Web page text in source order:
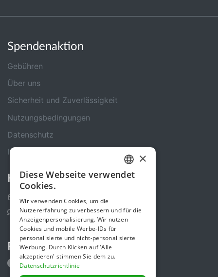
Spendenaktion
Gebühren
Über uns
Sicherheit und Zuverlässigkeit
Nutzungsbedingungen
Datenschutz
Impressum
Kontakt
Kontakt-Formular
Support Center
Folge uns
GERMAN
×
Diese Webseite verwendet
Cookies.
Wir verwenden Cookies, um die
Nutzererfahrung zu verbessern und für die
Anzeigenpersonalisierung. Wir nutzen
Cookies und mobile Werbe-IDs für
personalisierte und nicht-personalisierte
Werbung. Durch Klicken auf 'Alle
akzeptieren' stimmen Sie dem zu.
Datenschutzrichtlinie